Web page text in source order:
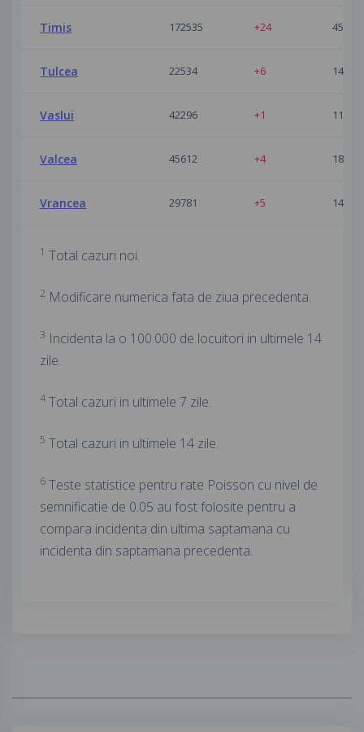
Timis 172535 +24 45
Tulcea 22534 +6 14
Vaslui 42296 +1 11
Valcea 45612 +4 18
Vrancea 29781 +5 14
1 Total cazuri noi.
2 Modificare numerica fata de ziua precedenta.
3 Incidenta la o 100.000 de locuitori in ultimele 14
zile.
4 Total cazuri in ultimele 7 zile.
5 Total cazuri in ultimele 14 zile.
6 Teste statistice pentru rate Poisson cu nivel de
semnificatie de 0.05 au fost folosite pentru a
compara incidenta din ultima saptamana cu
incidenta din saptamana precedenta.